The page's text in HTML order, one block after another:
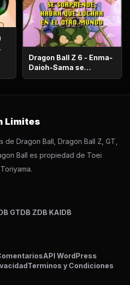
Dragon Ball Z 6 - Enma-
Daioh-Sama se
sorprende. Habrá que
mundo?
Limites
Dragon Ball, Dragon Ball Z, GT,
Ball es propiedad de Toei
GTDB ZDB KAIDB
API WordPress
Terminos y Condiciones